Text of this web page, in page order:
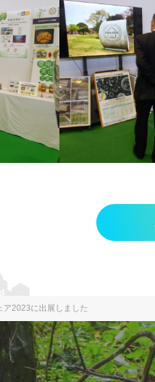
ア2023に出展しました